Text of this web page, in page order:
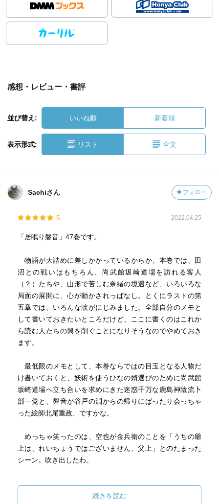
感想・レビュー・書評
並び替え: いいね順 新着順
表示形式: リスト 全文
Sachiさん フォロー
5 2022.04.25
「居眠り磐音」47巻です。
物語が大詰めに差しかかっているからか、本巻では、田
沼との戦いはもちろん、尚武館坂崎道場を訪れる客人
（？）たちや、山形で苦しむ奈緒の境遇など、いろいろな
局面の展開に、心が動かされっぱなし。とくにラストの第
五章では、いろんな涙がにじみました。全部自分のメモと
して書いておきたいところだけど、ここに書くのはこれか
ら読む人たちの興を削ぐことになりそうなのでやめておき
ます。
最低限のメモとして、本巻ならではの目玉となる人物だ
け書いておくと、妖術を使うひなの婿選びのために尚武館
坂崎道場へ立ち合いを求めにきた迷惑千万な鹿島神陰流卜
部一党と、磐音が谷戸の淵からの帰りにばったり会っちゃ
った絵師北尾重政、ですかな。
めっちゃ笑ったのは、空也が金兵衛のことを「うちの爺
上は、れいちょうではございません、父上」とのたまった
シーン。吹き出したわ。
おもしろすぎ。こりゃ漫才かコントかっていうくらい。す
続きを読む